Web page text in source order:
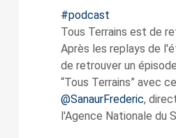
#podcast
Tous Terrains est de
Après les replays de
de retrouver un
“Tous Terrains” avec
@SanaurFrederic,
l'Agence Nationale du